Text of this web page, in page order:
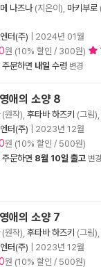
나즈나(지은이), 마키부로
터(주)
2024년 01월
원 (10% 할인 / 300원)
주문하면 내일 수령 변경
애의 소양 8
(원작), 후타바 하즈키 (그림),
터(주)
2023년 12월
원 (10% 할인 / 500원)
주문하면 8월 10일 출고 변경
애의 소양 7
(원작), 후타바 하즈키 (그림),
터(주)
2023년 12월
원 (10% 할인 / 500원)